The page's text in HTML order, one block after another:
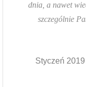
dnia, a nawet
szczególnie
Styczeń